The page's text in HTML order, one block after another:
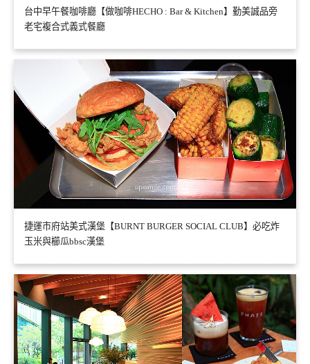
台中早午餐咖啡廳【做咖啡HECHO : Bar & Kitchen】勤美誠品旁
老宅複合式義式餐廳
捷運市府站美式漢堡【BURNT BURGER SOCIAL CLUB】必吃炸
玉米與櫛瓜bbsc漢堡